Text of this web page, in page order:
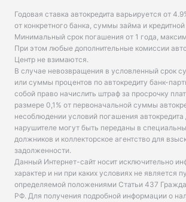
Годовая ставка автокредита варьируется от
от конкретного банка, суммы займа и
Минимальный срок погашения от 1 года,
При этом любые дополнительные комиссии
Центр не взимаются.
В случае невозвращения в условленный срок
или суммы процентов по автокредиту банк-
собой право начислить штраф за просрочку
размере 0,1% от первоначальной суммы
несоблюдении условий погашения
нарушителе могут быть переданы в
должников и коллекторское агентство для
задолженности.
Данный Интернет-сайт носит исключительно
характер и ни при каких условиях не является
определяемой положениями Статьи 437
РФ. Для получения подробной информации о